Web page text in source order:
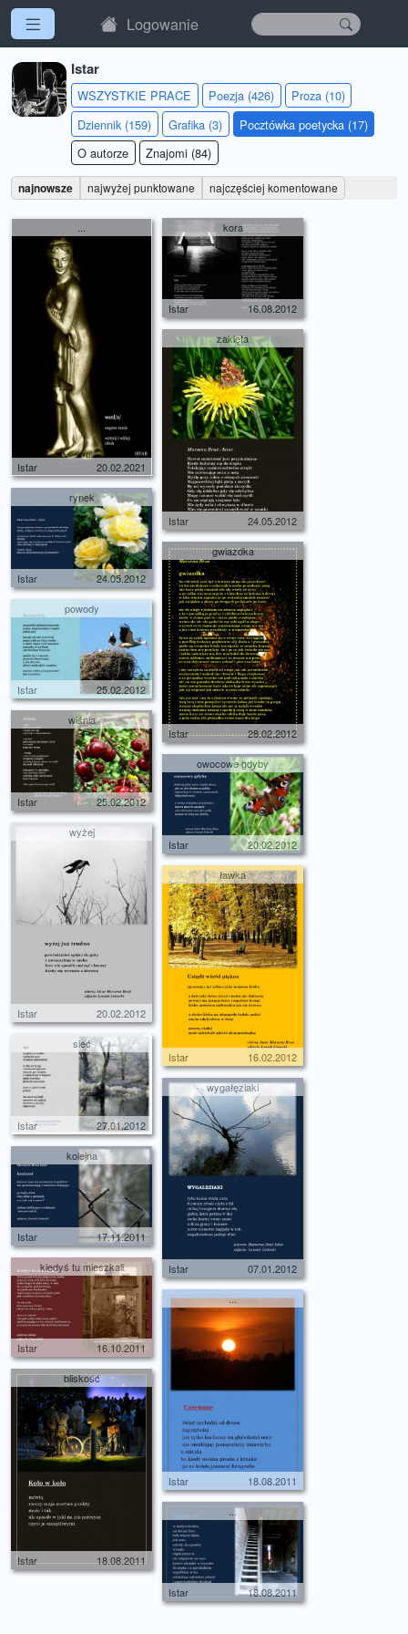
Logowanie
Istar
WSZYSTKIE PRACE Poezja (426)
Proza (10)
Dziennik (159)
Grafika (3)
Pocztówka poetycka (17)
O autorze
Znajomi (84)
najnowsze najwyżej punktowane najczęściej komentowane
Istar 20.02.2021
kora
Istar 16.08.2012
zaklęta
Istar 24.05.2012
rynek
Istar 24.05.2012
gwiazdka
Istar 28.02.2012
powody
Istar 25.02.2012
wiśnia
Istar 25.02.2012
owocowe gdyby
Istar 20.02.2012
wyżej
Istar 20.02.2012
ławka
Istar 16.02.2012
sieć
Istar 27.01.2012
wygałęziaki
Istar 07.01.2012
kolejna
Istar 17.11.2011
kiedyś tu mieszkali
Istar 16.10.2011
...
Istar 18.08.2011
bliskość
Istar 18.08.2011
...
Istar 18.08.2011